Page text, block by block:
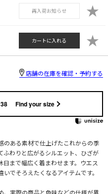
再入荷お知らせ ★
カートに入れる ★
店舗の在庫を確認・予約する
38 Find your size
のある素材で仕上げたこれからの季
ふわりと広がるシルエット、ひざが
まで幅広く着まわせます。ウエス
でそろえたくなるアイテムです。